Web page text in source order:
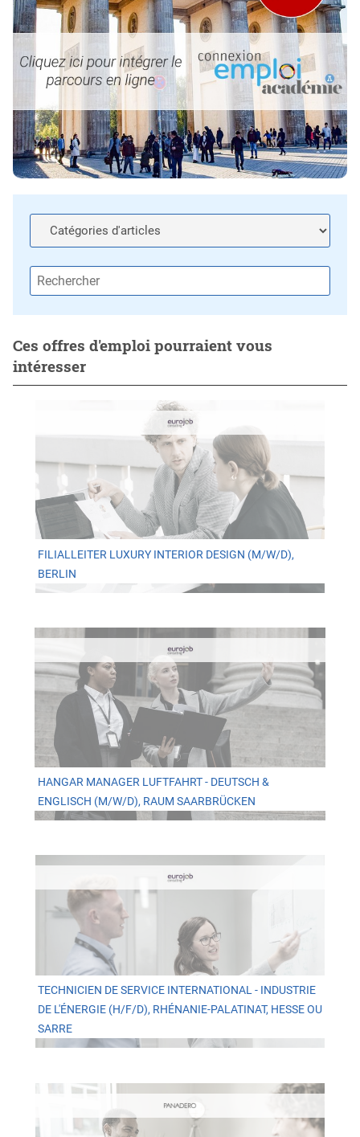
Ces offres d'emploi pourraient vous
intéresser
FILIALLEITER LUXURY INTERIOR DESIGN (M/W/D),
BERLIN
HANGAR MANAGER LUFTFAHRT - DEUTSCH &
ENGLISCH (M/W/D), RAUM SAARBRÜCKEN
TECHNICIEN DE SERVICE INTERNATIONAL - INDUSTRIE
DE L'ÉNERGIE (H/F/D), RHÉNANIE-PALATINAT, HESSE OU
SARRE